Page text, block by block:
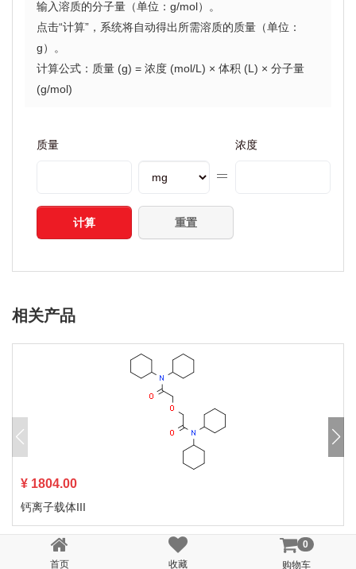
输入溶质的分子量（单位：g/mol）。
点击“计算”，系统将自动得出所需溶质的质量（单位：
g）。
计算公式：质量 (g) = 浓度 (mol/L) × 体积 (L) × 分子量
(g/mol)
质量 浓度
计算 重置
首页 收藏
0
购物车
相关产品
¥ 1804.00
钙离子载体III